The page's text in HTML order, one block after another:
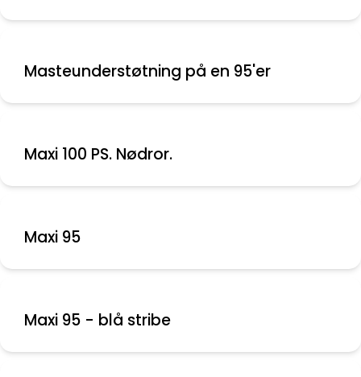
Masteunderstøtning på en 95'er
Maxi 100 PS. Nødror.
Maxi 95
Maxi 95 - blå stribe